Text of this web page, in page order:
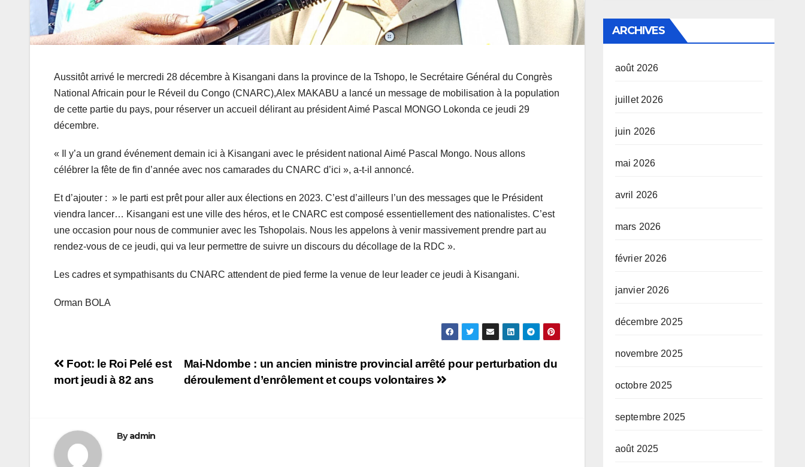
Aussitôt arrivé le mercredi 28 décembre à Kisangani dans la province de la Tshopo, le Secrétaire Général du Congrès
National Africain pour le Réveil du Congo (CNARC),Alex MAKABU a lancé un message de mobilisation à la population
de cette partie du pays, pour réserver un accueil délirant au président Aimé Pascal MONGO Lokonda ce jeudi 29
décembre.
« Il y’a un grand événement demain ici à Kisangani avec le président national Aimé Pascal Mongo. Nous allons
célébrer la fête de fin d’année avec nos camarades du CNARC d’ici », a-t-il annoncé.
Et d’ajouter : » le parti est prêt pour aller aux élections en 2023. C’est d’ailleurs l’un des messages que le Président
viendra lancer… Kisangani est une ville des héros, et le CNARC est composé essentiellement des nationalistes. C’est
une occasion pour nous de communier avec les Tshopolais. Nous les appelons à venir massivement prendre part au
rendez-vous de ce jeudi, qui va leur permettre de suivre un discours du décollage de la RDC ».
Les cadres et sympathisants du CNARC attendent de pied ferme la venue de leur leader ce jeudi à Kisangani.
Orman BOLA
Navigation
Mai-Ndombe : un ancien ministre provincial arrêté pour perturbation du
déroulement d’enrôlement et coups volontaires
Foot: le Roi Pelé est
mort jeudi à 82 ans
Byadmin
ARCHIVES
août 2026
juillet 2026
juin 2026
mai 2026
avril 2026
mars 2026
février 2026
janvier 2026
décembre 2025
novembre 2025
octobre 2025
septembre 2025
août 2025